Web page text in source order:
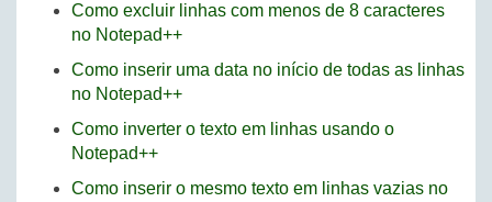
Como excluir linhas com menos de 8 caracteres
no Notepad++
Como inserir uma data no início de todas as linhas
no Notepad++
Como inverter o texto em linhas usando o
Notepad++
Como inserir o mesmo texto em linhas vazias no